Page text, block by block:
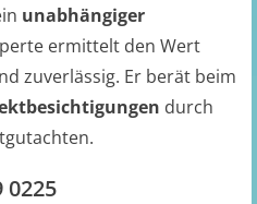
unabhängiger
ermittelt den Wert
zuverlässig. Er berät beim
durch
0225